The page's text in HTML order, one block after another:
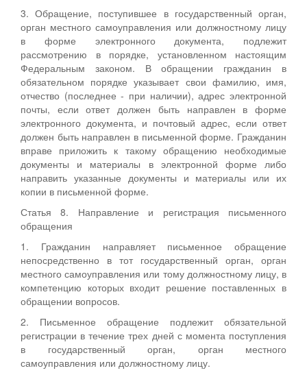
3. Обращение, поступившее в государственный орган,
орган местного самоуправления или должностному лицу
в форме электронного документа, подлежит
рассмотрению в порядке, установленном настоящим
Федеральным законом. В обращении гражданин в
обязательном порядке указывает свои фамилию, имя,
отчество (последнее - при наличии), адрес электронной
почты, если ответ должен быть направлен в форме
электронного документа, и почтовый адрес, если ответ
должен быть направлен в письменной форме. Гражданин
вправе приложить к такому обращению необходимые
документы и материалы в электронной форме либо
направить указанные документы и материалы или их
копии в письменной форме.
Статья 8. Направление и регистрация письменного
обращения
1. Гражданин направляет письменное обращение
непосредственно в тот государственный орган, орган
местного самоуправления или тому должностному лицу, в
компетенцию которых входит решение поставленных в
обращении вопросов.
2. Письменное обращение подлежит обязательной
регистрации в течение трех дней с момента поступления
в государственный орган, орган местного
самоуправления или должностному лицу.